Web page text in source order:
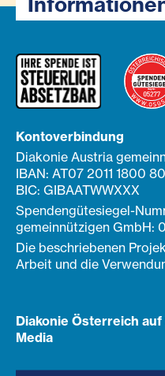
Kontoverbindung
Diakonie Austria
IBAN: AT07 2011 1800
BIC: GIBAATWWXXX
Spendengütesiegel-
gemeinnützigen GmbH:
Die beschriebenen
Arbeit und die
Diakonie Österreich auf
Media